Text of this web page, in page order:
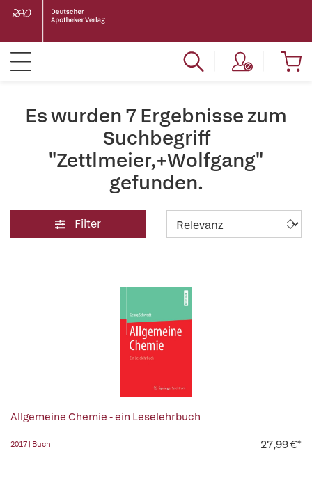
Es wurden 7 Ergebnisse zum
Suchbegriff
"Zettlmeier,+Wolfgang"
gefunden.
Filter
Allgemeine Chemie - ein Leselehrbuch
2017 | Buch 27,99 €*